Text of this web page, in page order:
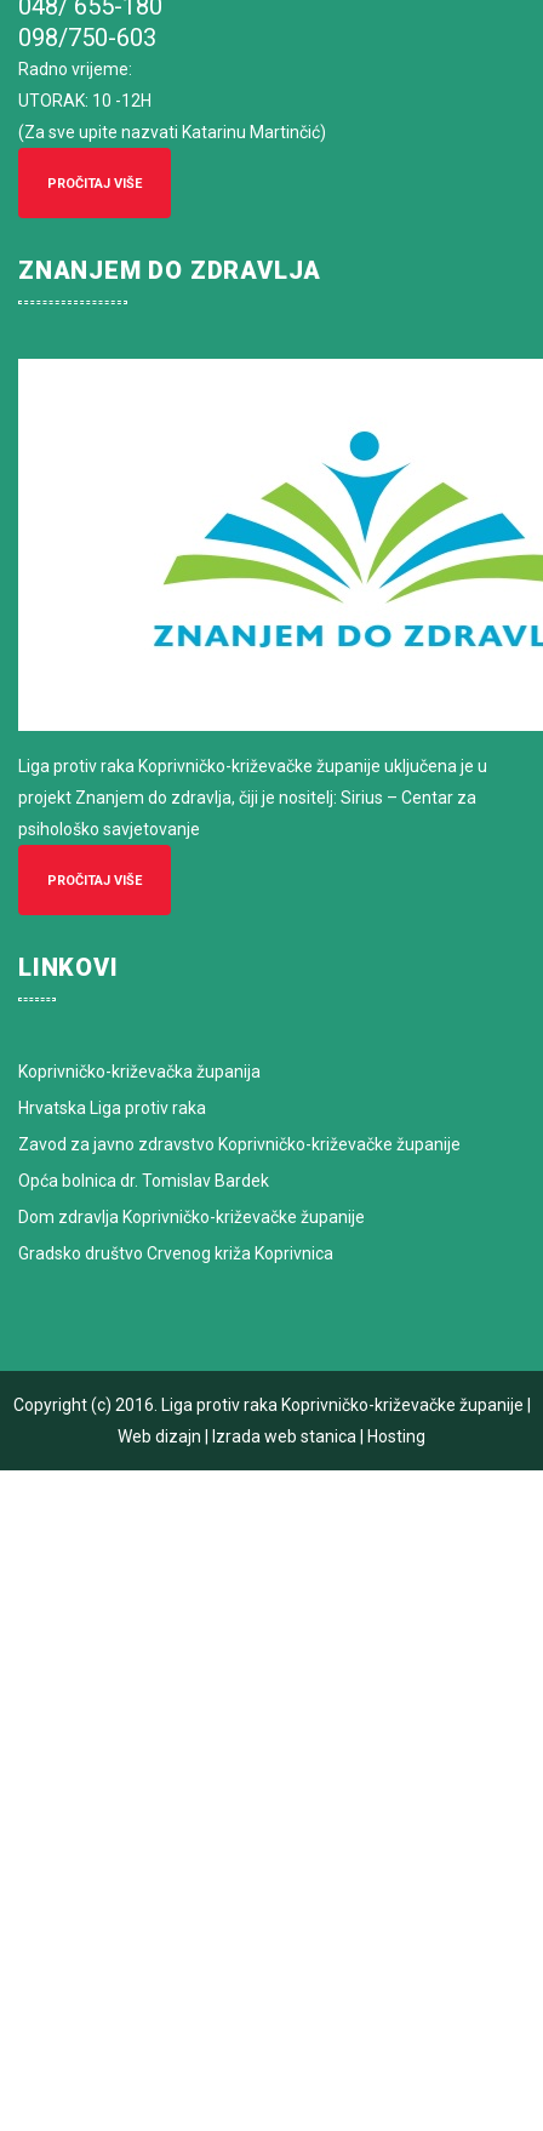
048/ 655-180
098/750-603
Radno vrijeme:
UTORAK: 10 -12H
(Za sve upite nazvati Katarinu Martinčić)
PROČITAJ VIŠE
ZNANJEM DO ZDRAVLJA
Liga protiv raka Koprivničko-križevačke županije uključena je u
projekt Znanjem do zdravlja, čiji je nositelj: Sirius – Centar za
psihološko savjetovanje
PROČITAJ VIŠE
LINKOVI
Koprivničko-križevačka županija
Hrvatska Liga protiv raka
Zavod za javno zdravstvo Koprivničko-križevačke županije
Opća bolnica dr. Tomislav Bardek
Dom zdravlja Koprivničko-križevačke županije
Gradsko društvo Crvenog križa Koprivnica
Copyright (c) 2016. Liga protiv raka Koprivničko-križevačke županije
Web dizajn
Izrada web stanica Hosting